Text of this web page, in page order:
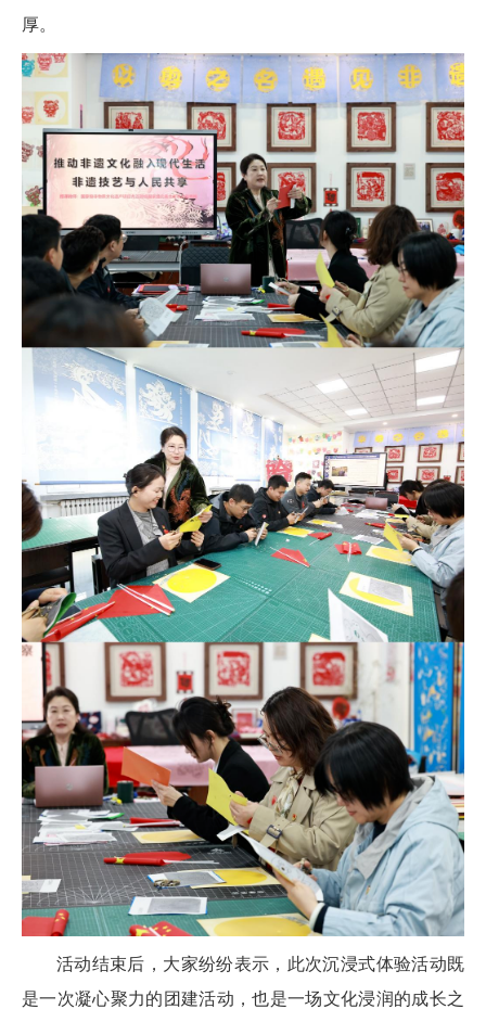
厚。
活动结束后，大家纷纷表示，此次沉浸式体验活动既
是一次凝心聚力的团建活动，也是一场文化浸润的成长之